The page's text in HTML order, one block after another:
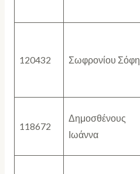
120432 Σωφρονίου Σόφη
118672
Δημοσθένους
Ιωάννα